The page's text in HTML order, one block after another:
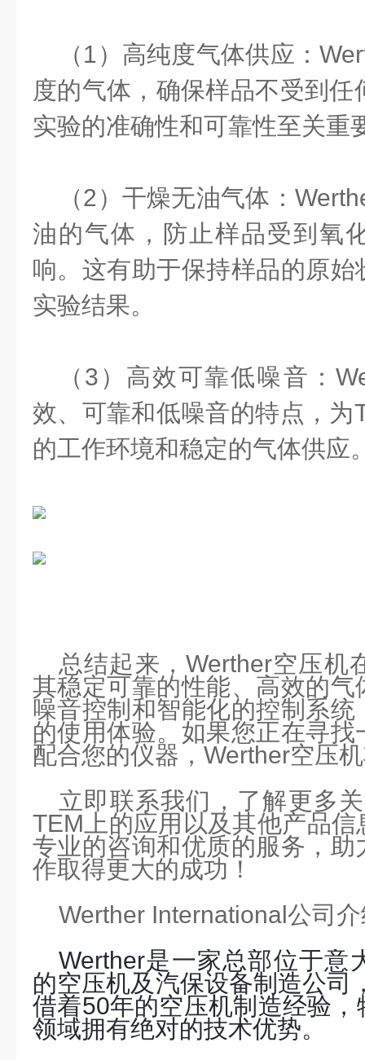
（1）高纯度气体供应：
度的气体，确保样品不受到任
实验的准确性和可靠性至关重
（2）干燥无油气体：
油的气体，防止样品受到氧
响。这有助于保持样品的原
实验结果。
（ 3 ） 高效可靠低噪音：
效、可靠和低噪音的特点，为
的工作环境和稳定的气体供应
总结起来， Werther空压机
其稳定可靠的性能、高效的
噪音控制和智能化的控制系
的使用体验。如果您正在寻
配合您的仪器， Werther空压
立即联系我们，了解更多
TEM 上的应用以及其他产品
专业的咨询和优质的服务，
作取得更大的成功！
Werther International公司
Werther是一家总部位于意
的空压机及汽保设备制造公司
借着50年的空压机制造经验
领域拥有绝对的技术优势。